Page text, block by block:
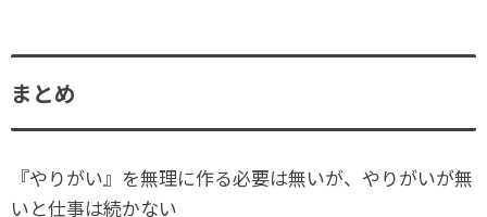
まとめ
『やりがい』を無理に作る必要は無いが、やりがいが無
いと仕事は続かない